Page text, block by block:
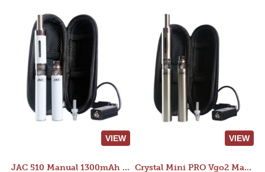
VIEW VIEW
JAC 510 Manual 1300mAh Starter Kit Crystal Mini PRO Vgo2 Manual 400mAh Kit